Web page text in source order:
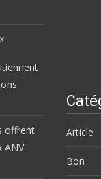
offrent
ANV
Article
Bon